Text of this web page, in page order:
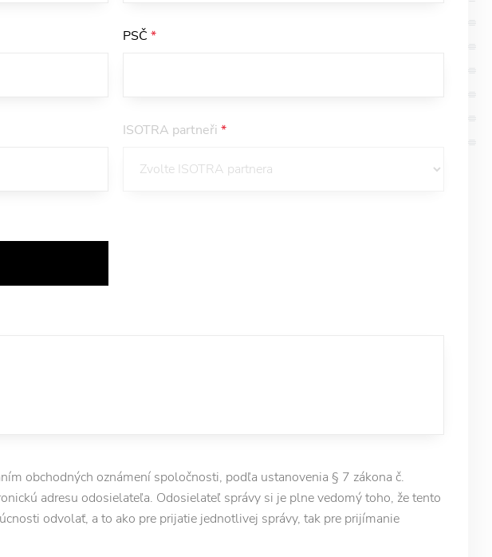
PSČ*
ISOTRA partneři*
obchodných oznámení spoločnosti, podľa ustanovenia § 7 zákona č.
adresu odosielateľa. Odosielateľ správy si je plne vedomý toho, že tento
odvolať, a to ako pre prijatie jednotlivej správy, tak pre prijímanie